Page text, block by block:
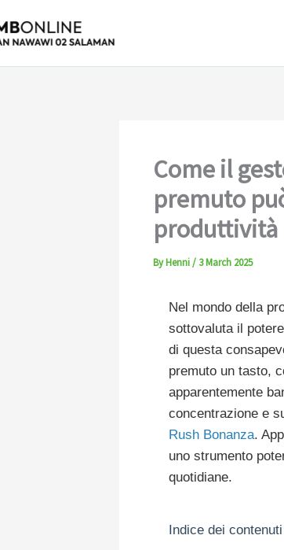
Come il
premuto
produttività
ByHenni/ 3 March 2025
Nel mondo della
sottovaluta il
di questa
premuto un tasto,
apparentemente
concentrazione e
Rush Bonanza.
uno strumento
quotidiane.
Indice dei contenuti